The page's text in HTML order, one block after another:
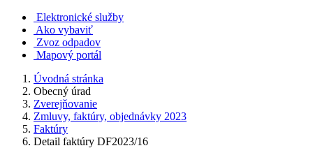
Elektronické služby
Ako vybaviť
Zvoz odpadov
Mapový portál
Úvodná stránka
Obecný úrad
Zverejňovanie
Zmluvy, faktúry, objednávky 2023
Faktúry
Detail faktúry DF2023/16